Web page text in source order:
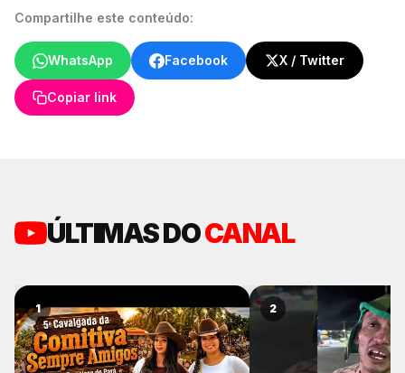
Compartilhe este conteúdo:
WhatsApp Facebook X / Twitter
Copiar link
ÚLTIMAS DOCANAL
1 2